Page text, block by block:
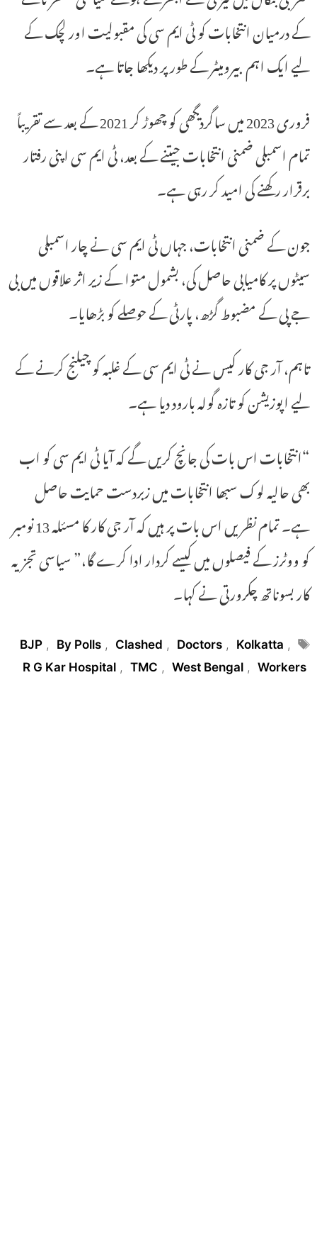
کے درمیان انتخابات کو ٹی ایم سی کی مقبولیت اور لچک کے
لیے ایک اہم بیرومیٹر کے طور پر دیکھا جاتا ہے۔
فروری 2023 میں ساگردیگھی کو چھوڑ کر 2021 کے بعد سے تقریباً
تمام اسمبلی ضمنی انتخابات جیتنے کے بعد، ٹی ایم سی اپنی رفتار
برقرار رکھنے کی امید کر رہی ہے۔
جون کے ضمنی انتخابات، جہاں ٹی ایم سی نے چار اسمبلی
سیٹوں پر کامیابی حاصل کی، بشمول متوا کے زیر اثر علاقوں میں بی
جے پی کے مضبوط گڑھ، پارٹی کے حوصلے کو بڑھایا۔
تاہم، آر جی کار کیس نے ٹی ایم سی کے غلبہ کو چیلنج کرنے کے
لیے اپوزیشن کو تازہ گولہ بارود دیا ہے۔
“انتخابات اس بات کی جانچ کریں گے کہ آیا ٹی ایم سی کو اب
بھی حالیہ لوک سبھا انتخابات میں زبردست حمایت حاصل
ہے۔ تمام نظریں اس بات پر ہیں کہ آر جی کار کا مسئلہ 13 نومبر
کو ووٹرز کے فیصلوں میں کیسے کردار ادا کرے گا،” سیاسی تجزیہ
کار بسوناتھ چکرورتی نے کہا۔
Tags
BJP , By Polls , Clashed , Doctors , Kolkatta ,
R G Kar Hospital , TMC , West Bengal , Workers